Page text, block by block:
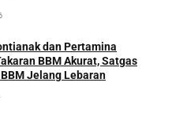
dan Pertamina
BBM Akurat, Satgas
Jelang Lebaran